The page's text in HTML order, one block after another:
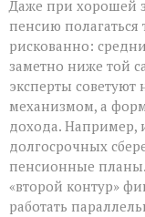
Даже при хорошей
пенсию полагаться
рискованно:
заметно ниже той
эксперты советуют
механизмом, а
дохода. Например,
долгосрочных
пенсионные планы.
«второй контур»
работать